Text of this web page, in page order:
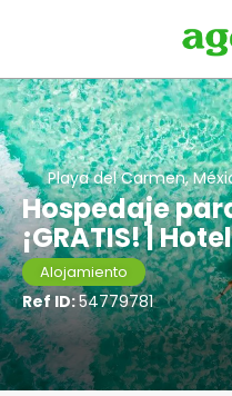
Playa del Carmen,
Hospedaje
¡GRATIS! |
Alojamiento
Ref ID:54779781